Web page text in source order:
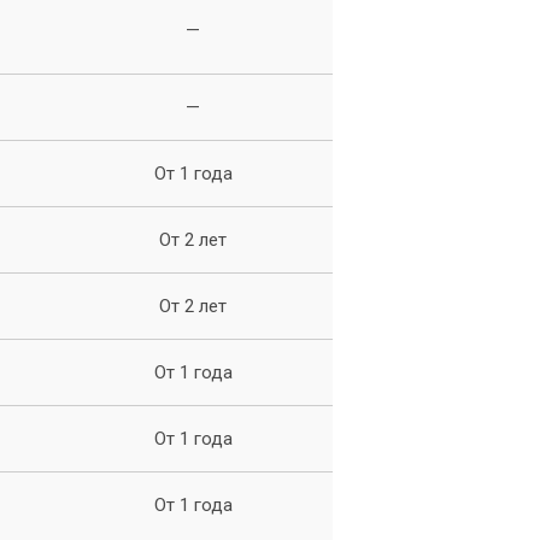
—
—
От 1 года
От 2 лет
От 2 лет
От 1 года
От 1 года
От 1 года